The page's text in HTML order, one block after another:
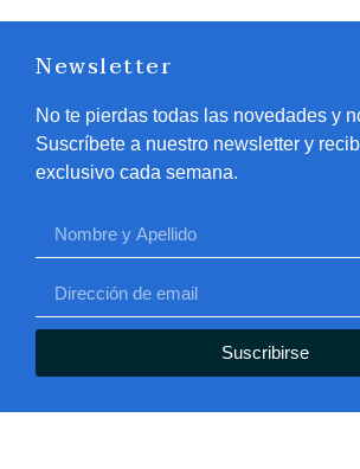
Newsletter
No te pierdas todas las novedades y
Suscríbete a nuestro newsletter y
exclusivo cada semana.
Suscribirse